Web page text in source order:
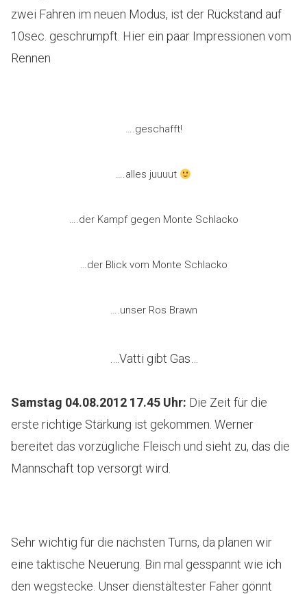
zwei Fahren im neuen Modus, ist der Rückstand auf
10sec. geschrumpft. Hier ein paar Impressionen vom
Rennen
….geschafft!
….alles juuuut
….der Kampf gegen Monte Schlacko
…der Blick vom Monte Schlacko
….unser Ros Brawn
….Vatti gibt Gas…
Samstag 04.08.2012 17.45 Uhr: Die Zeit für die
erste richtige Stärkung ist gekommen. Werner
bereitet das vorzügliche Fleisch und sieht zu, das die
Mannschaft top versorgt wird.
Sehr wichtig für die nächsten Turns, da planen wir
eine taktische Neuerung. Bin mal gesspannt wie ich
den wegstecke. Unser dienstältester Faher gönnt